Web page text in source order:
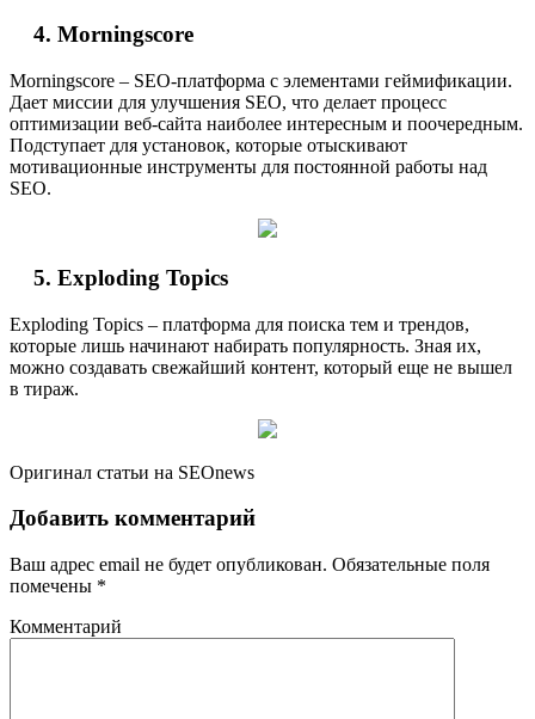
Morningscore
Morningscore – SEO-платформа с элементами геймификации.
Дает миссии для улучшения SEO, что делает процесс
оптимизации веб-сайта наиболее интересным и поочередным.
Подступает для установок, которые отыскивают
мотивационные инструменты для постоянной работы над
SEO.
Exploding Topics
Exploding Topics – платформа для поиска тем и трендов,
которые лишь начинают набирать популярность. Зная их,
можно создавать свежайший контент, который еще не вышел
в тираж.
Оригинал статьи на SEOnews
Добавить комментарий
Ваш адрес email не будет опубликован. Обязательные поля
помечены *
Комментарий